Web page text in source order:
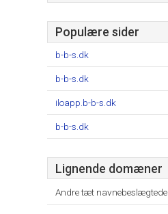
Populære sider
b-b-s.dk
b-b-s.dk
iloapp.b-b-s.dk
b-b-s.dk
Lignende domæner
Andre tæt navnebeslægtede